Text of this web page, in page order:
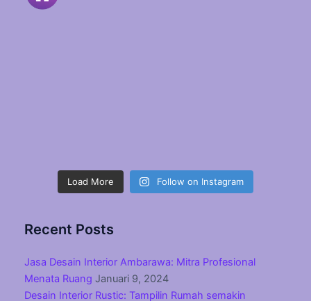
Load More Follow on Instagram
Recent Posts
Jasa Desain Interior Ambarawa: Mitra Profesional
Menata Ruang Januari 9, 2024
Desain Interior Rustic: Tampilin Rumah semakin